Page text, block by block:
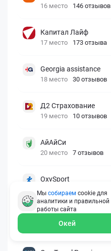
16 место 146 отзывов
Капитал Лайф
17 место 173 отзыва
Georgia assistance
18 место 30 отзывов
Д2 Страхование
19 место 10 отзывов
АйАйСи
20 место 7 отзывов
OxySport
21 место 6 отзывов
ERGO AXA
22 место 2 отзыва
Мы собираем cookie для
аналитики и правильной
работы сайта
Окей